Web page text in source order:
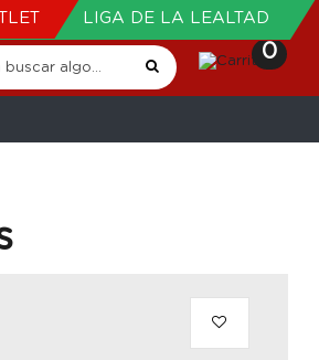
LIGA DE LA LEALTAD
0